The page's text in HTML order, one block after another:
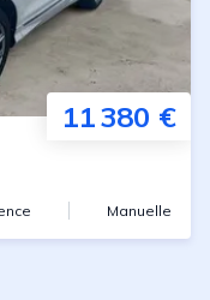
11 380 €
Manuelle